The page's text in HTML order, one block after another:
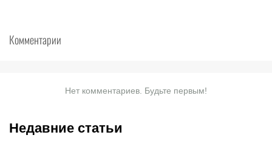
Комментарии
Нет комментариев. Будьте первым!
Недавние статьи